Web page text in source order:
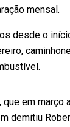
mensal.
desde o
em março
demitiu